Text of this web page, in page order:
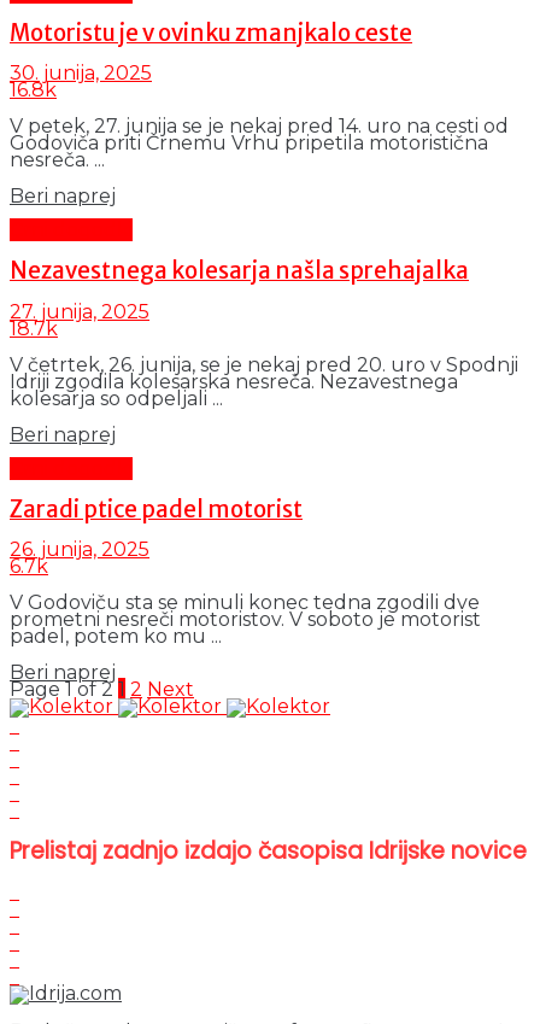
Motoristu je v ovinku zmanjkalo ceste
30. junija, 2025
16.8k
V petek, 27. junija se je nekaj pred 14. uro na cesti od
Godoviča priti Črnemu Vrhu pripetila motoristična
nesreča. ...
Beri naprej
Nezavestnega kolesarja našla sprehajalka
27. junija, 2025
18.7k
V četrtek, 26. junija, se je nekaj pred 20. uro v Spodnji
Idriji zgodila kolesarska nesreča. Nezavestnega
kolesarja so odpeljali ...
Beri naprej
Zaradi ptice padel motorist
26. junija, 2025
6.7k
V Godoviču sta se minuli konec tedna zgodili dve
prometni nesreči motoristov. V soboto je motorist
padel, potem ko mu ...
Beri naprej
Page 1 of 2 1 2 Next
Prelistaj zadnjo izdajo časopisa Idrijske novice